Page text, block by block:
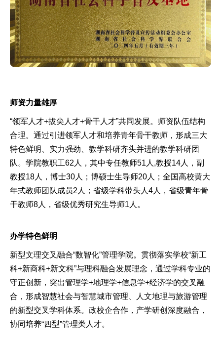
师资力量雄厚
“领军人才+拔尖人才+骨干人才”共同发展。师资队伍结构
合理。通过引进领军人才和培养青年骨干教师，形成三大
特色鲜明、实力强劲、教学科研齐头并进的教学科研团
队。学院教职工62人，其中专任教师51人,教授14人，副
教授18人，博士30人；博硕士生导师20人；全国高校黄大
年式教师团队成员2人；省级学科带头人4人，省级青年骨
干教师8人，省级优秀研究生导师1人。
办学特色鲜明
新型文理交叉融合“数智化”管理学院。贯彻落实学校“新工
科+新商科+新文科”与理科融合发展理念，通过学科专业的
守正创新，突出管理学+地理学+信息学+经济学的交叉融
合，形成智慧社会与智慧城市管理、人文地理与旅游管理
的新型交叉学科体系。政校企合作，产学研创深度融合，
协同培养“四型”管理类人才。